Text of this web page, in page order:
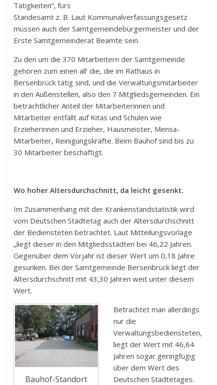
Tätigkeiten“, fürs
Standesamt z. B. Laut Kommunalverfassungsgesetz
müssen auch der Samtgemeindebürgermeister und der
Erste Samtgemeinderat Beamte sein.
Zu den um die 370 Mitarbeitern der Samtgemeinde
gehören zum einen all‘ die, die im Rathaus in
Bersenbrück tätig sind, und die Verwaltungsmitarbeiter
in den Außenstellen, also den 7 Mitgliedsgemeinden. Ein
beträchtlicher Anteil der Mitarbeiterinnen und
Mitarbeiter entfällt auf Kitas und Schulen wie
Erzieherinnen und Erzieher, Hausmeister, Mensa-
Mitarbeiter, Reinigungskräfte. Beim Bauhof sind bis zu
30 Mitarbeiter beschäftigt.
Wo hoher Altersdurchschnitt, da leicht gesenkt.
Im Zusammenhang mit der Krankenstandstatistik wird
vom Deutschen Städtetag auch der Altersdurchschnitt
der Bediensteten betrachtet. Laut Mitteilungsvorlage
„liegt dieser in den Mitgliedsstädten bei 46,22 Jahren.
Gegenüber dem Vorjahr ist dieser Wert um 0,18 Jahre
gesunken. Bei der Samtgemeinde Bersenbrück liegt der
Altersdurchschnitt mit 43,30 Jahren weit unter diesem
Wert.
Bauhof-Standort
Betrachtet man allerdings
nur die
Verwaltungsbediensteten,
liegt der Wert mit 46,64
Jahren sogar geringfügig
über dem Wert des
Deutschen Städtetages.